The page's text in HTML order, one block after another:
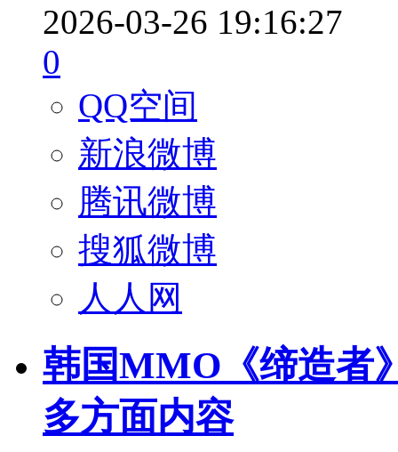
2026-03-26 19:16:27
0
QQ空间
新浪微博
腾讯微博
搜狐微博
人人网
韩国MMO《缔造者
多方面内容